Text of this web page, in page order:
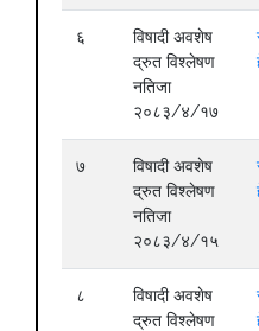
६
विषादी अवशेष
द्रुत विश्लेषण
नतिजा
२०८३/४/१७
७
विषादी अवशेष
द्रुत विश्लेषण
नतिजा
२०८३/४/१५
८
विषादी अवशेष
द्रुत विश्लेषण